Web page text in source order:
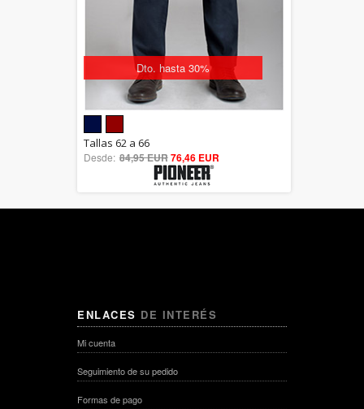
Dto. hasta 30%
out of 5
Tallas 62 a 66
Desde: 84,95 EUR76,46 EUR
ENLACES DE INTERÉS
Mi cuenta
Seguimiento de su pedido
Formas de pago